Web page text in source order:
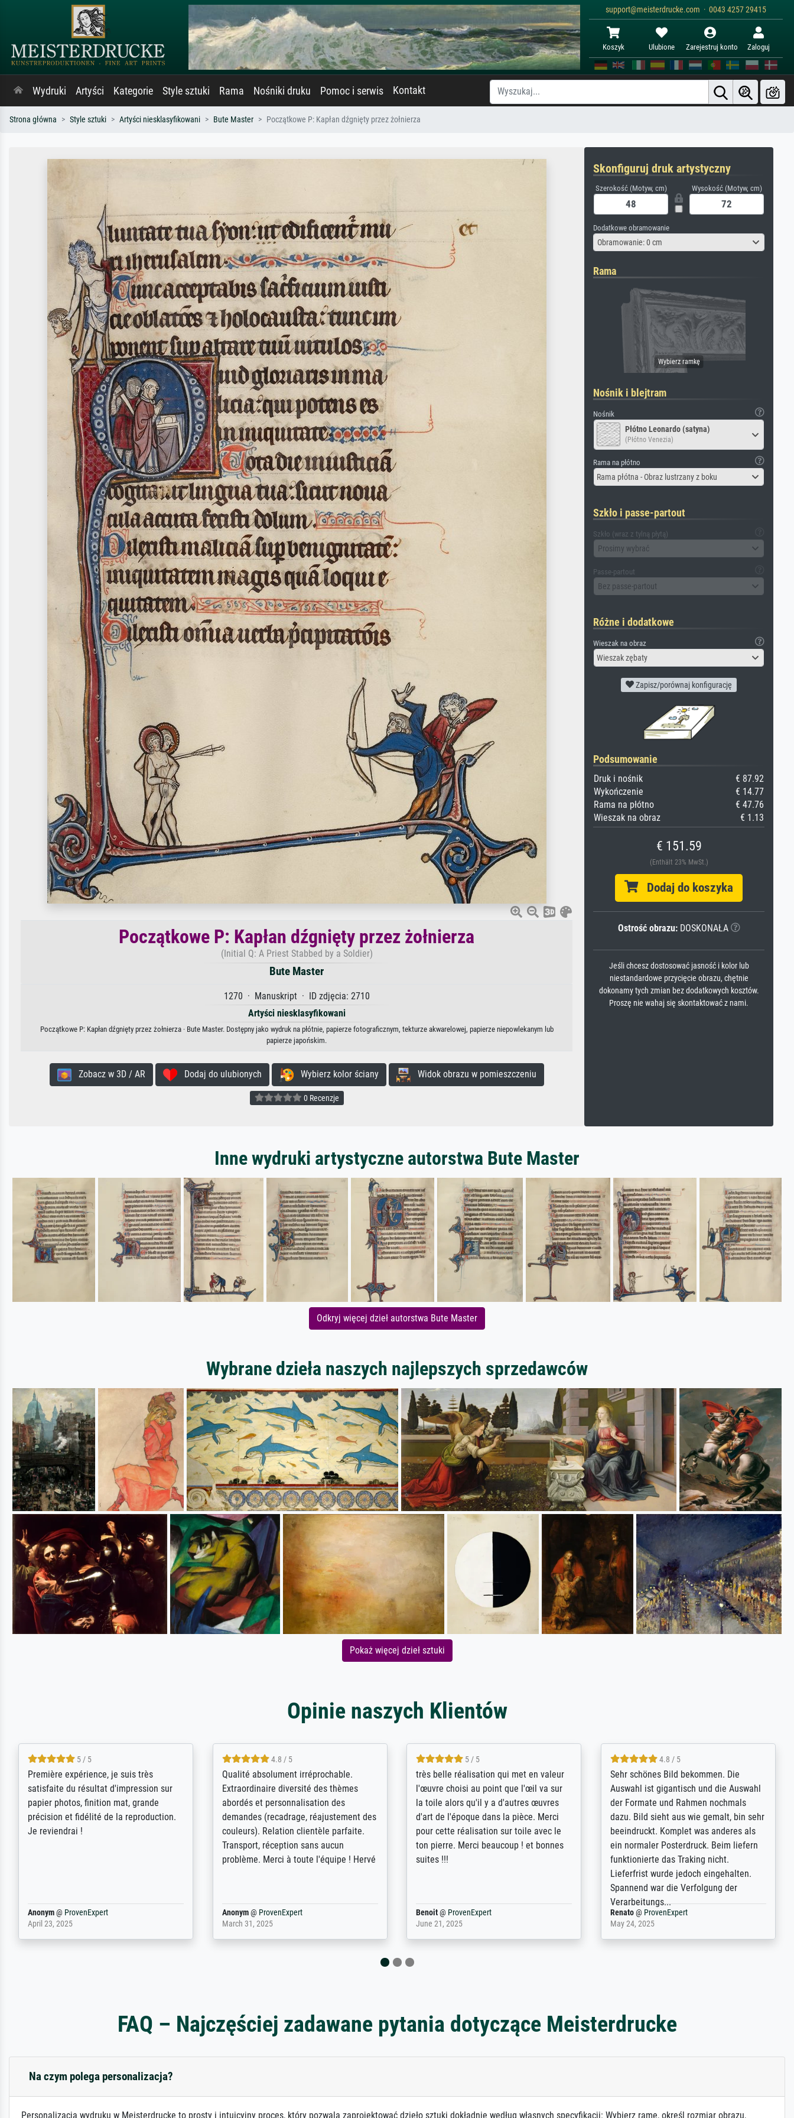
support@meisterdrucke.com · 0043 4257 29415
Koszyk Ulubione Zarejestruj konto Zaloguj
Wydruki Artyści Kategorie Style sztuki Rama Nośniki druku Pomoc i serwis Kontakt
Strona główna Style sztuki Artyści niesklasyfikowani Bute Master Początkowe P: Kapłan dźgnięty przez żołnierza
Początkowe P: Kapłan dźgnięty przez żołnierza
(Initial Q: A Priest Stabbed by a Soldier)
Bute Master
1270 · Manuskript · ID zdjęcia: 2710
Artyści niesklasyfikowani
Początkowe P: Kapłan dźgnięty przez żołnierza · Bute Master. Dostępny jako wydruk na płótnie, papierze fotograficznym, tekturze akwarelowej, papierze niepowlekanym lub
papierze japońskim.
Zobacz w 3D / AR Dodaj do ulubionych Wybierz kolor ściany Widok obrazu w pomieszczeniu
0 Recenzje
Skonfiguruj druk artystyczny
Szerokość (Motyw, cm) Wysokość (Motyw, cm)
Dodatkowe obramowanie
Obramowanie: 0 cm
Rama
Nośnik i blejtram
Nośnik
Płótno Leonardo (satyna)
(Płótno Venezia)
Rama na płótno
Rama płótna - Obraz lustrzany z boku
Szkło i passe-partout
Szkło (wraz z tylną płytą)
Prosimy wybrać
Passe-partout
Bez passe-partout
Różne i dodatkowe
Wieszak na obraz
Wieszak zębaty
Zapisz/porównaj konfigurację
Podsumowanie
Druk i nośnik
€ 87.92
Wykończenie
€ 14.77
Rama na płótno
€ 47.76
Wieszak na obraz
€ 1.13
€ 151.59
(Enthält 23% MwSt.)
Dodaj do koszyka
Ostrość obrazu:DOSKONAŁA
Jeśli chcesz dostosować jasność i kolor lub
niestandardowe przycięcie obrazu, chętnie
dokonamy tych zmian bez dodatkowych kosztów.
Proszę nie wahaj się skontaktować z nami.
Inne wydruki artystyczne autorstwa Bute Master
Odkryj więcej dzieł autorstwa Bute Master
Wybrane dzieła naszych najlepszych sprzedawców
Pokaż więcej dzieł sztuki
Opinie naszych Klientów
4.5 / 5
ik beoordeel Meisterdrucke zeer
positief. Door de 69505 beschikbare
kunstenaars scrollen is echter
onbegonnen werk (na stoppen begint
het weer van voor af aan). Als er naar
Waarom duidt u ...
philip@ProvenExpert
September 23, 2025
5 / 5
Wow....ich bin sehr über die Qualität
erstaunt. Diese Drucke haben all´meine
Erwartungen übertroffen. Desgleichen
der Ablauf der Bestellung. Grosses
Kompliment.
Anonym@ ProvenExpert
April 20, 2025
4 / 5
De levering door Bpost was absoluut
desastreus. De gemelde leveringstijd
sloeg nergens op. Er werd niet
aangebeld en niet geleverd op de
voorziene dag. Er werd ook geen
duidelijke informatie gegeven over wat
er dan met het pakket ging gebeuren.
Anonym@ProvenExpert
December 12, 2025
4.8 / 5
So, I ordered a large print of The
Annunciation by Fra Angelico from a
very large and popular American
"art/poster" site advertising giclee print
quality. The quality for a large print was
atrocious. They refunded me when I sent
pictures of the blurry print vs. a
Wikipedia commons representation.
They stated they couldn't do ...
Anonym@ProvenExpert
December 4, 2025
FAQ – Najczęściej zadawane pytania dotyczące Meisterdrucke
Na czym polega personalizacja?
Personalizacja wydruku w Meisterdrucke to prosty i intuicyjny proces, który pozwala zaprojektować dzieło sztuki dokładnie według własnych specyfikacji: Wybierz ramę, określ rozmiar obrazu,